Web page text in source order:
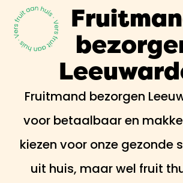
Fruitmand bezorgen
voor betaalbaar en
kiezen voor onze gezonde
uit huis, maar wel fruit